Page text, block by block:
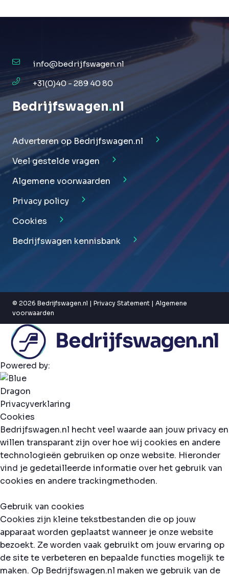
info@bedrijfswagen.nl
+31(0)40 - 289 40 80
Bedrijfswagen.nl
Adverteren op Bedrijfswagen.nl
Veel gestelde vragen
Algemene voorwaarden
Privacy policy
Cookies
Bedrijfswagen kennisbank
© 2026 Bedrijfswagen.nl | Privacy Statement | Algemene
voorwaarden
Powered by:
Privacyverklaring
Cookies
Bedrijfswagen.nl hecht veel waarde aan jouw privacy en
willen transparant zijn over hoe wij cookies en andere
technologieën gebruiken op onze website. Hieronder
vind je gedetailleerde informatie over het gebruik van
cookies en andere trackingmethoden.
Gebruik van cookies
Cookies zijn kleine tekstbestanden die op jouw
apparaat worden geplaatst wanneer je onze website
bezoekt. Ze worden vaak gebruikt om jouw ervaring op
de site te verbeteren en bepaalde functies mogelijk te
maken. Op Bedrijfswagen.nl maken we gebruik van de